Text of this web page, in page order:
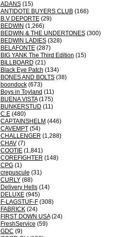
ADANS(15)
ANTIDOTE BUYERS CLUB(166)
B.V DEPORTE(29)
BEDWIN (1,266)
BEDWIN & THE UNDERTONES(300)
BEDWIN LADIES(328)
BELAFONTE(287)
BIG YANK The Third Edition (15)
BILLBOARD (21)
Black Eye Patch (134)
BONES AND BOLTS(38)
boondock(673)
Boys in Toyland (11)
BUENA VISTA(175)
BUNKERSTUD (11)
C.E(480)
CAPTAINSHELM (446)
CAVEMPT(54)
CHALLENGER (1,288)
CHAV(7)
COOTIE(1,841)
COREFIGHTER (148)
CPG(1)
crepuscule (31)
CURLY(88)
Delivery Hells(14)
DELUXE(945)
F-LAGSTUF-F(308)
FABRICK(24)
FIRST DOWN USA(24)
FreshService (59)
GDC (9)